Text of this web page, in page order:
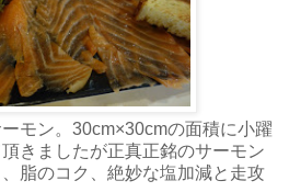
モン。30cm×30cmの面積に小躍
きましたが正真正銘のサーモン
脂のコク、絶妙な塩加減と走攻